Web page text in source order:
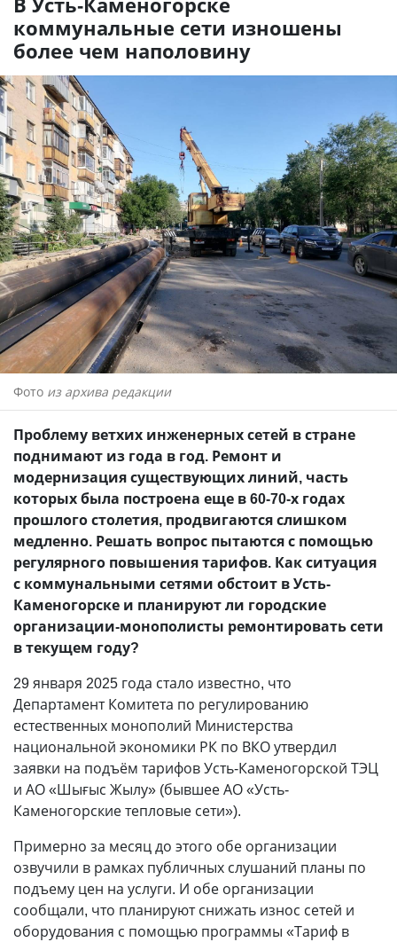
коммунальные сети изношены
более чем наполовину
Фото из архива редакции
Проблему ветхих инженерных сетей в стране
поднимают из года в год. Ремонт и
модернизация существующих линий, часть
которых была построена еще в 60-70-х годах
прошлого столетия, продвигаются слишком
медленно. Решать вопрос пытаются с помощью
регулярного повышения тарифов. Как ситуация
с коммунальными сетями обстоит в Усть-
Каменогорске и планируют ли городские
организации-монополисты ремонтировать сети
в текущем году?
29 января 2025 года стало известно, что
Департамент Комитета по регулированию
естественных монополий Министерства
национальной экономики РК по ВКО утвердил
заявки на подъём тарифов Усть-Каменогорской ТЭЦ
и АО «Шығыс Жылу» (бывшее АО «Усть-
Каменогорские тепловые сети»).
Примерно за месяц до этого обе организации
озвучили в рамках публичных слушаний планы по
подъему цен на услуги. И обе организации
сообщали, что планируют снижать износ сетей и
оборудования с помощью программы «Тариф в